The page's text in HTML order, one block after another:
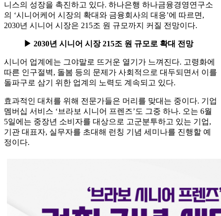
니스의 성장을 촉진하고 있다. 하나은행 하나금융경영연구소
의 ‘시니어케어 시장의 확대와 금융회사의 대응’에 따르면,
2030년 시니어 시장은 215조 원 규모까지 커질 전망이다.
▶ 2030년 시니어 시장 215조 원 규모로 확대 전망
시니어 업계에는 그야말로 뜨거운 열기가 느껴진다. 고령화에
따른 인구절벽, 돌봄 등의 문제가 사회적으로 대두되면서 이를
돌파구로 삼기 위한 업계의 노력도 계속되고 있다.
효과적인 대처를 위해 전문가들은 머리를 맞대는 중이다. 기업
멤버십 서비스 ‘브라보 시니어 프렌즈’도 그중 하나. 오는 6월
5일에는 중장년 소비자를 대상으로 고군분투하고 있는 기업,
기관 대표자, 실무자를 초대해 런칭 기념 세미나를 진행할 예
정이다.